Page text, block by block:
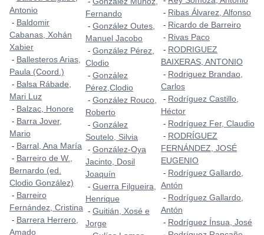
Antonio
- Baldomir
Cabanas, Xohán
Xabier
- Ballesteros Arias,
Paula (Coord.)
- Balsa Rábade,
Mari Luz
- Balzac, Honore
- Barra Jover,
Mario
- Barral, Ana María
- Barreiro de W.,
Bernardo (ed.
Clodio González)
- Barreiro
Fernández, Cristina
- Barrera Herrero,
Amado
Fernando
- González Outes,
Manuel Jacobo
- González Pérez,
Clodio
- González
Pérez,Clodio
- González Rouco,
Roberto
- González
Soutelo, Silvia
- González-Oya
Jacinto, Dosil
Joaquín
- Guerra Filgueira,
Henrique
- Guitián, Xosé e
Jorge
- Ribas Álvarez, Alfonso
- Ricardo de Barreiro
- Rivas Paco
- RODRIGUEZ
BAIXERAS, ANTONIO
- Rodriguez Brandao,
Carlos
- Rodríguez Castillo,
Héctor
- Rodríguez Fer, Claudio
- RODRÍGUEZ
FERNÁNDEZ, JOSÉ
EUGENIO
- Rodríguez Gallardo,
Antón
- Rodríguez Gallardo,
Antón
- Rodríguez Ínsua, José